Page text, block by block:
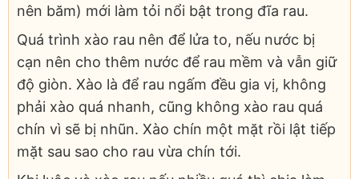
nên băm) mới làm tỏi nổi bật trong đĩa rau.
Quá trình xào rau nên để lửa to, nếu nước bị
cạn nên cho thêm nước để rau mềm và vẫn giữ
độ giòn. Xào là để rau ngấm đều gia vị, không
phải xào quá nhanh, cũng không xào rau quá
chín vì sẽ bị nhũn. Xào chín một mặt rồi lật tiếp
mặt sau sao cho rau vừa chín tới.